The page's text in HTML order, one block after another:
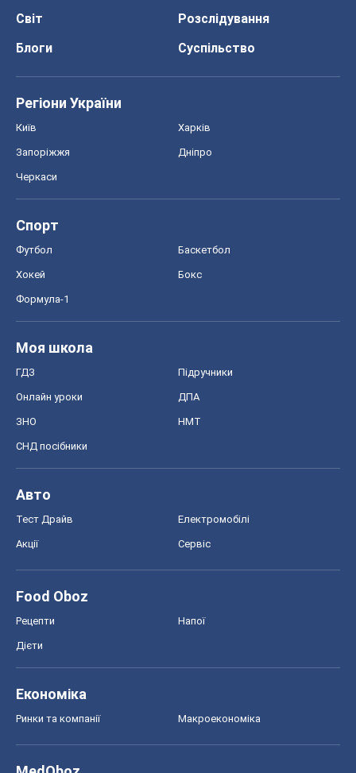
Світ
Розслідування
Блоги
Суспільство
Регіони України
Київ Харків
Запоріжжя Дніпро
Черкаси
Спорт
Футбол Баскетбол
Хокей Бокс
Формула-1
Моя школа
ГДЗ Підручники
Онлайн уроки ДПА
ЗНО НМТ
СНД посібники
Авто
Тест Драйв Електромобілі
Акції Сервіс
Food Oboz
Рецепти Напої
Дієти
Економіка
Ринки та компанії Макроекономіка